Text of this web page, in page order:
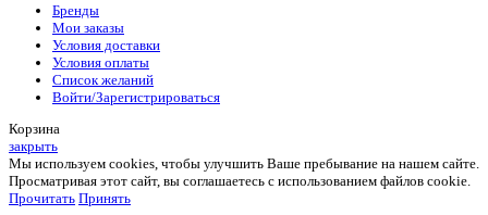
Бренды
Мои заказы
Условия доставки
Условия оплаты
Список желаний
Войти/Зарегистрироваться
Корзина
закрыть
Мы используем cookies, чтобы улучшить Ваше пребывание на нашем сайте.
Просматривая этот сайт, вы соглашаетесь с использованием файлов cookie.
Прочитать Принять